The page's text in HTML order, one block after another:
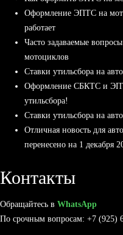
Оформление ЭПТС на
работает
Часто задаваемые
мотоциклов
Ставки утильсбора на
Оформление СБКТС и
утильсбора!
Ставки утильсбора на
Отличная новость для
перенесено на 1 декабря
Контакты
Обращайтесь в WhatsApp
По срочным вопросам: +7 (925)